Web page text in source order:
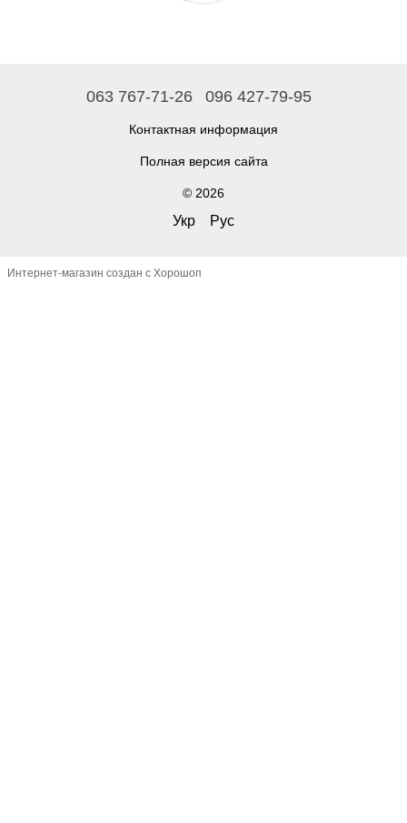
063 767-71-26 096 427-79-95
Контактная информация
Полная версия сайта
© 2026
Укр Рус
Интернет-магазин создан с Хорошоп